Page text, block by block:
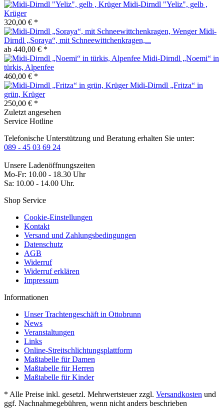
Midi-Dirndl "Yeliz", gelb ,
Krüger
320,00 € *
Midi-
Dirndl „Soraya“, mit Schneewittchenkragen,...
ab 440,00 € *
Midi-Dirndl „Noemi“ in
türkis, Alpenfee
460,00 € *
Midi-Dirndl „Fritza“ in
grün, Krüger
250,00 € *
Zuletzt angesehen
Service Hotline
Telefonische Unterstützung und Beratung erhalten Sie unter:
089 - 45 03 69 24
Unsere Ladenöffnungszeiten
Mo-Fr: 10.00 - 18.30 Uhr
Sa: 10.00 - 14.00 Uhr.
Shop Service
Cookie-Einstellungen
Kontakt
Versand und Zahlungsbedingungen
Datenschutz
AGB
Widerruf
Widerruf erklären
Impressum
Informationen
Unser Trachtengeschäft in Ottobrunn
News
Veranstaltungen
Links
Online-Streitschlichtungsplattform
Maßtabelle für Damen
Maßtabelle für Herren
Maßtabelle für Kinder
* Alle Preise inkl. gesetzl. Mehrwertsteuer zzgl. Versandkosten und
ggf. Nachnahmegebühren, wenn nicht anders beschrieben